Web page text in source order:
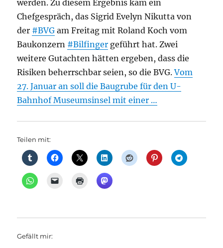
werden. Zu diesem Ergebnis kam ein
Chefgespräch, das Sigrid Evelyn Nikutta von
der #BVG am Freitag mit Roland Koch vom
Baukonzern #Bilfinger geführt hat. Zwei
weitere Gutachten hätten ergeben, dass die
Risiken beherrschbar seien, so die BVG.Vom
27. Januar an soll die Baugrube für den U-
Bahnhof Museumsinsel mit einer …
Teilen mit:
Gefällt mir: